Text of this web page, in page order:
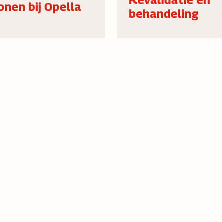
bij Opella
behandeling